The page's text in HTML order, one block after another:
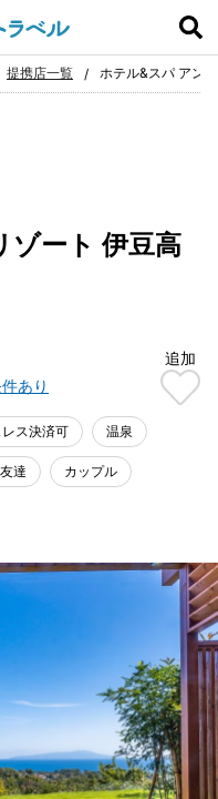
提携店一覧 ホテル&スパ アン
ゾート 伊豆高
あり
追加
ス決済可 温泉
友達 カップル